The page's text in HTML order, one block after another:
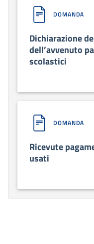
DOMANDA
Dichiarazione
dell’avvenuto
scolastici
DOMANDA
Ricevute
usati